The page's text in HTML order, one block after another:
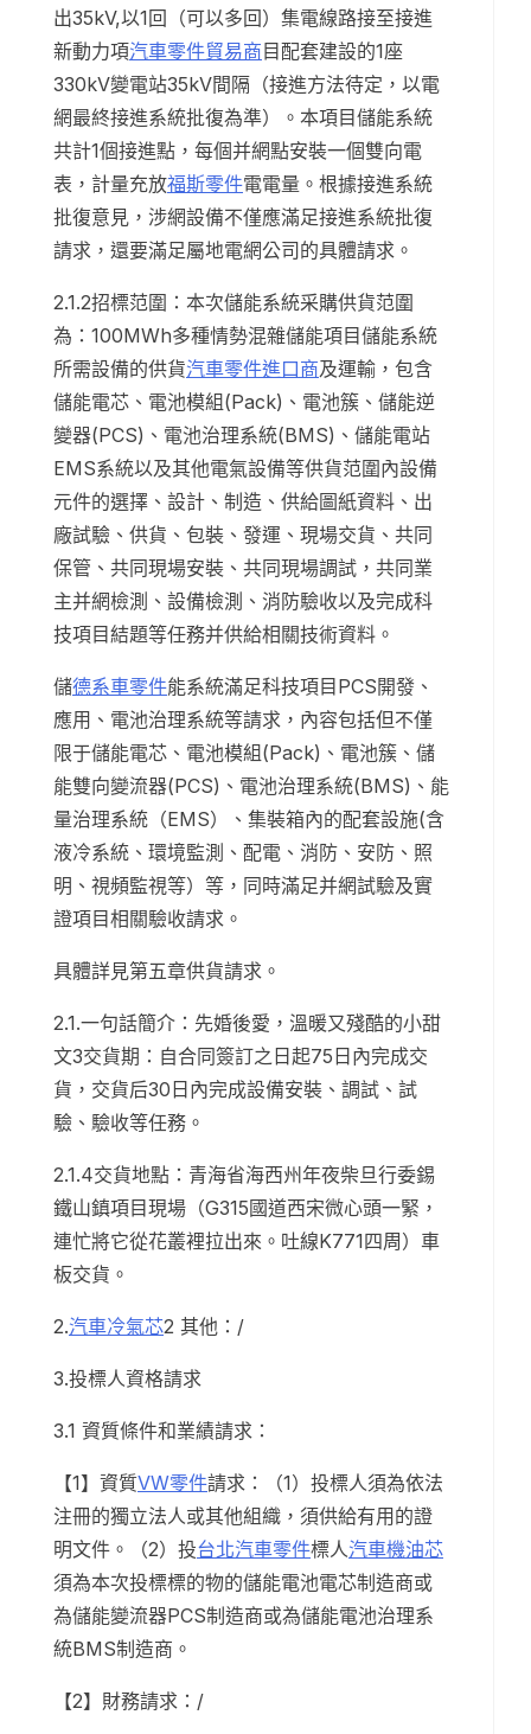
出35kV,以1回（可以多回）集電線路接至接進
新動力項汽車零件貿易商 目配套建設的1座
330kV變電站35kV間隔（接進方法待定，以電
網最終接進系統批復為準）。本項目儲能系統
共計1個接進點，每個并網點安裝一個雙向電
表，計量充放福斯零件電電量。根據接進系統
批復意見，涉網設備不僅應滿足接進系統批復
請求，還要滿足屬地電網公司的具體請求。
2.1.2招標范圍：本次儲能系統采購供貨范圍
為：100MWh多種情勢混雜儲能項目儲能系統
所需設備的供貨汽車零件進口商及運輸，包含
儲能電芯、電池模組(Pack)、電池簇、儲能逆
變器(PCS)、電池治理系統(BMS)、儲能電站
EMS系統以及其他電氣設備等供貨范圍內設備
元件的選擇、設計、制造、供給圖紙資料、出
廠試驗、供貨、包裝、發運、現場交貨、共同
保管、共同現場安裝、共同現場調試，共同業
主并網檢測、設備檢測、消防驗收以及完成科
技項目結題等任務并供給相關技術資料。
儲德系車零件能系統滿足科技項目PCS開發、
應用、電池治理系統等請求，內容包括但不僅
限于儲能電芯、電池模組(Pack)、電池簇、儲
能雙向變流器(PCS)、電池治理系統(BMS)、能
量治理系統（EMS）、集裝箱內的配套設施(含
液冷系統、環境監測、配電、消防、安防、照
明、視頻監視等）等，同時滿足并網試驗及實
證項目相關驗收請求。
具體詳見第五章供貨請求。
2.1.一句話簡介：先婚後愛，溫暖又殘酷的小甜
文3交貨期：自合同簽訂之日起75日內完成交
貨，交貨后30日內完成設備安裝、調試、試
驗、驗收等任務。
2.1.4交貨地點：青海省海西州年夜柴旦行委錫
鐵山鎮項目現場（G315國道西宋微心頭一緊，
連忙將它從花叢裡拉出來。吐線K771四周）車
板交貨。
2.汽車冷氣芯2 其他：/
3.投標人資格請求
3.1 資質條件和業績請求：
【1】資質VW零件請求：（1）投標人須為依法
注冊的獨立法人或其他組織，須供給有用的證
明文件。（2）投台北汽車零件標人汽車機油芯
須為本次投標標的物的儲能電池電芯制造商或
為儲能變流器PCS制造商或為儲能電池治理系
統BMS制造商。
【2】財務請求：/